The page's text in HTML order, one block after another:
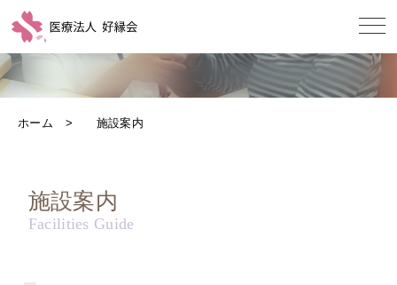
ホーム 施設案内
施設案内